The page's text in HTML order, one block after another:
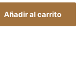
Añadir al carrito